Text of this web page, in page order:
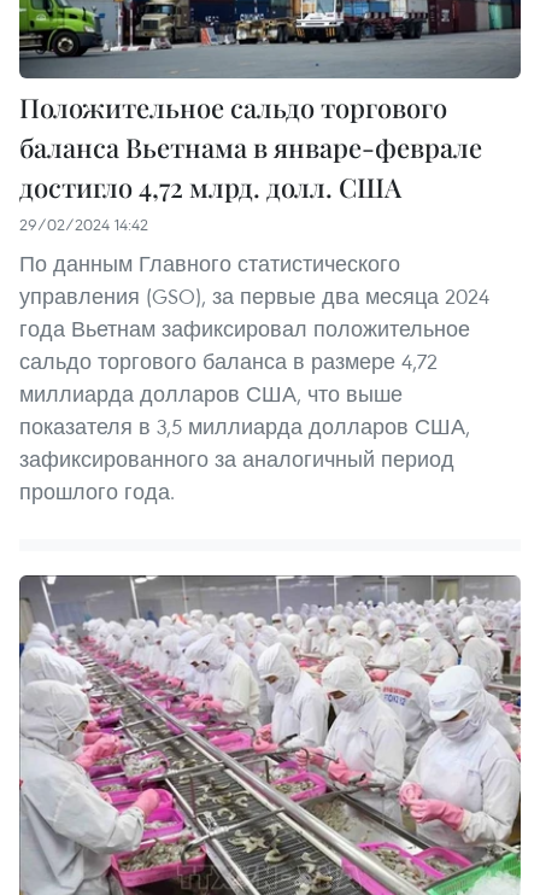
Положительное сальдо торгового
баланса Вьетнама в январе-феврале
достигло 4,72 млрд. долл. США
29/02/2024 14:42
По данным Главного статистического
управления (GSO), за первые два месяца 2024
года Вьетнам зафиксировал положительное
сальдо торгового баланса в размере 4,72
миллиарда долларов США, что выше
показателя в 3,5 миллиарда долларов США,
зафиксированного за аналогичный период
прошлого года.